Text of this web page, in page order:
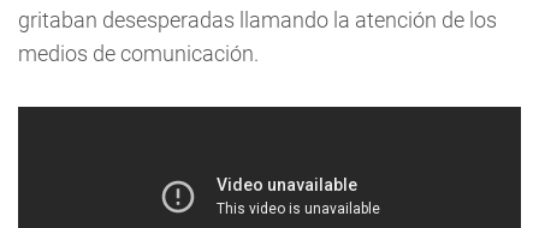
gritaban desesperadas llamando la atención de los
medios de comunicación.